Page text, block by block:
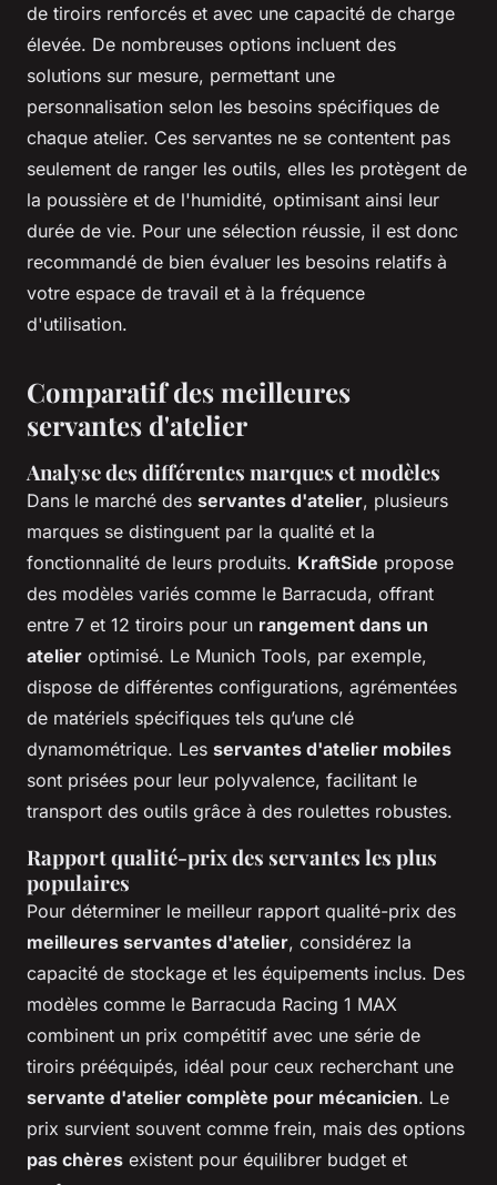
de tiroirs renforcés et avec une capacité de charge
élevée. De nombreuses options incluent des
solutions sur mesure, permettant une
personnalisation selon les besoins spécifiques de
chaque atelier. Ces servantes ne se contentent pas
seulement de ranger les outils, elles les protègent de
la poussière et de l'humidité, optimisant ainsi leur
durée de vie. Pour une sélection réussie, il est donc
recommandé de bien évaluer les besoins relatifs à
votre espace de travail et à la fréquence
d'utilisation.
Comparatif des meilleures
servantes d'atelier
Analyse des différentes marques et modèles
Dans le marché des servantes d'atelier, plusieurs
marques se distinguent par la qualité et la
fonctionnalité de leurs produits. KraftSide propose
des modèles variés comme le Barracuda, offrant
entre 7 et 12 tiroirs pour un rangement dans un
atelier optimisé. Le Munich Tools, par exemple,
dispose de différentes configurations, agrémentées
de matériels spécifiques tels qu’une clé
dynamométrique. Les servantes d'atelier mobiles
sont prisées pour leur polyvalence, facilitant le
transport des outils grâce à des roulettes robustes.
Rapport qualité-prix des servantes les plus
populaires
Pour déterminer le meilleur rapport qualité-prix des
meilleures servantes d'atelier, considérez la
capacité de stockage et les équipements inclus. Des
modèles comme le Barracuda Racing 1 MAX
combinent un prix compétitif avec une série de
tiroirs prééquipés, idéal pour ceux recherchant une
servante d'atelier complète pour mécanicien. Le
prix survient souvent comme frein, mais des options
pas chères existent pour équilibrer budget et